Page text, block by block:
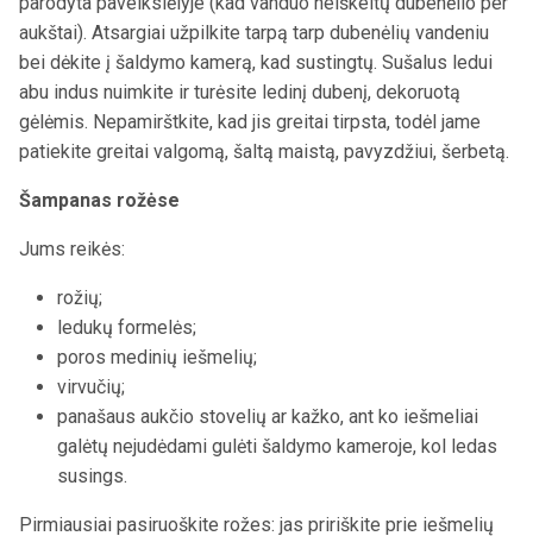
aukštai). Atsargiai užpilkite tarpą tarp dubenėlių vandeniu
bei dėkite į šaldymo kamerą, kad sustingtų. Sušalus ledui
abu indus nuimkite ir turėsite ledinį dubenį, dekoruotą
gėlėmis. Nepamirštkite, kad jis greitai tirpsta, todėl jame
patiekite greitai valgomą, šaltą maistą, pavyzdžiui, šerbetą.
Šampanas rožėse
Jums reikės:
rožių;
ledukų formelės;
poros medinių iešmelių;
virvučių;
panašaus aukčio stovelių ar kažko, ant ko iešmeliai
galėtų nejudėdami gulėti šaldymo kameroje, kol ledas
susings.
Pirmiausiai pasiruoškite rožes: jas pririškite prie iešmelių